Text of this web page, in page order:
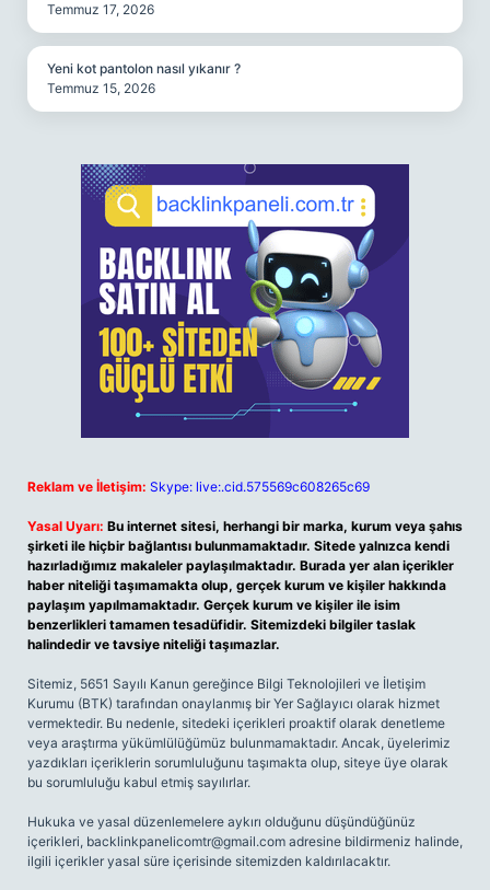
Temmuz 17, 2026
Yeni kot pantolon nasıl yıkanır ?
Temmuz 15, 2026
Reklam ve İletişim: Skype: live:.cid.575569c608265c69
Yasal Uyarı: Bu internet sitesi, herhangi bir marka, kurum veya şahıs
şirketi ile hiçbir bağlantısı bulunmamaktadır. Sitede yalnızca kendi
hazırladığımız makaleler paylaşılmaktadır. Burada yer alan içerikler
haber niteliği taşımamakta olup, gerçek kurum ve kişiler hakkında
paylaşım yapılmamaktadır. Gerçek kurum ve kişiler ile isim
benzerlikleri tamamen tesadüfidir. Sitemizdeki bilgiler taslak
halindedir ve tavsiye niteliği taşımazlar.
Sitemiz, 5651 Sayılı Kanun gereğince Bilgi Teknolojileri ve İletişim
Kurumu (BTK) tarafından onaylanmış bir Yer Sağlayıcı olarak hizmet
vermektedir. Bu nedenle, sitedeki içerikleri proaktif olarak denetleme
veya araştırma yükümlülüğümüz bulunmamaktadır. Ancak, üyelerimiz
yazdıkları içeriklerin sorumluluğunu taşımakta olup, siteye üye olarak
bu sorumluluğu kabul etmiş sayılırlar.
Hukuka ve yasal düzenlemelere aykırı olduğunu düşündüğünüz
içerikleri, backlinkpanelicomtr@gmail.com adresine bildirmeniz halinde,
ilgili içerikler yasal süre içerisinde sitemizden kaldırılacaktır.